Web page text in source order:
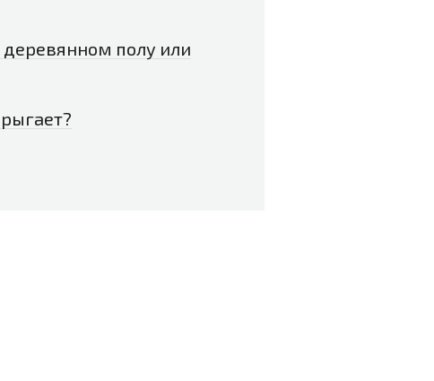
полу или